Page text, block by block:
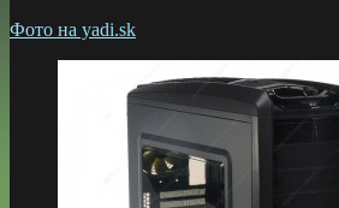
Фото на yadi.sk